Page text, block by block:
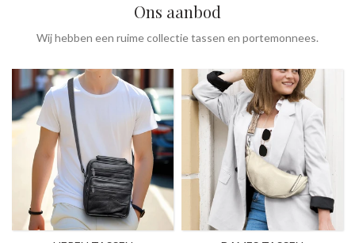
Ons aanbod
Wij hebben een ruime collectie tassen en portemonnees.